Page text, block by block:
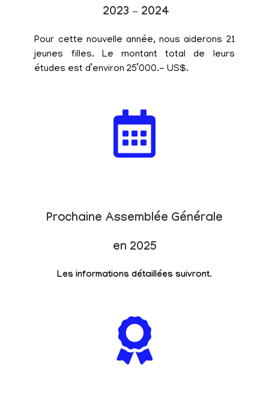
2023 – 2024
Pour cette nouvelle année, nous aiderons 21
jeunes filles. Le montant total de leurs
études est d’environ 25’000.- US$.
Prochaine Assemblée Générale
en 2025
Les informations détaillées suivront.